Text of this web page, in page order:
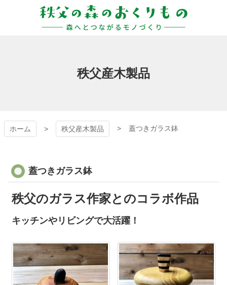
プ
の
秩父産木製品
ホーム 秩父産木製品 蓋つきガラス鉢
蓋つきガラス鉢
秩父のガラス作家とのコラボ作品
キッチンやリビングで大活躍！